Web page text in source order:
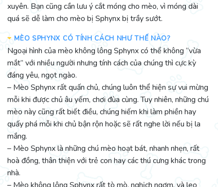
xuyên. Bạn cũng cần lưu ý cắt móng cho mèo, vì móng dài
quá sẽ dễ làm cho mèo bị Sphynx bị trầy sướt.
MÈO SPHYNX CÓ TÍNH CÁCH NHƯ THẾ NÀO?
Ngoại hình của mèo không lông Sphynx có thể không “vừa
mắt” với nhiều người nhưng tính cách của chúng thì cực kỳ
đáng yêu, ngọt ngào.
– Mèo Sphynx rất quấn chủ, chúng luôn thể hiện sự vui mừng
mỗi khi được chủ âu yếm, chơi đùa cùng. Tuy nhiên, những chú
mèo này cũng rất biết điều, chúng hiếm khi làm phiền hay
quấy phá mỗi khi chủ bận rộn hoặc sẽ rất nghe lời nếu bị la
mắng.
– Mèo Sphynx là những chú mèo hoạt bát, nhanh nhẹn, rất
hoà đồng, thân thiện với trẻ con hay các thú cưng khác trong
nhà.